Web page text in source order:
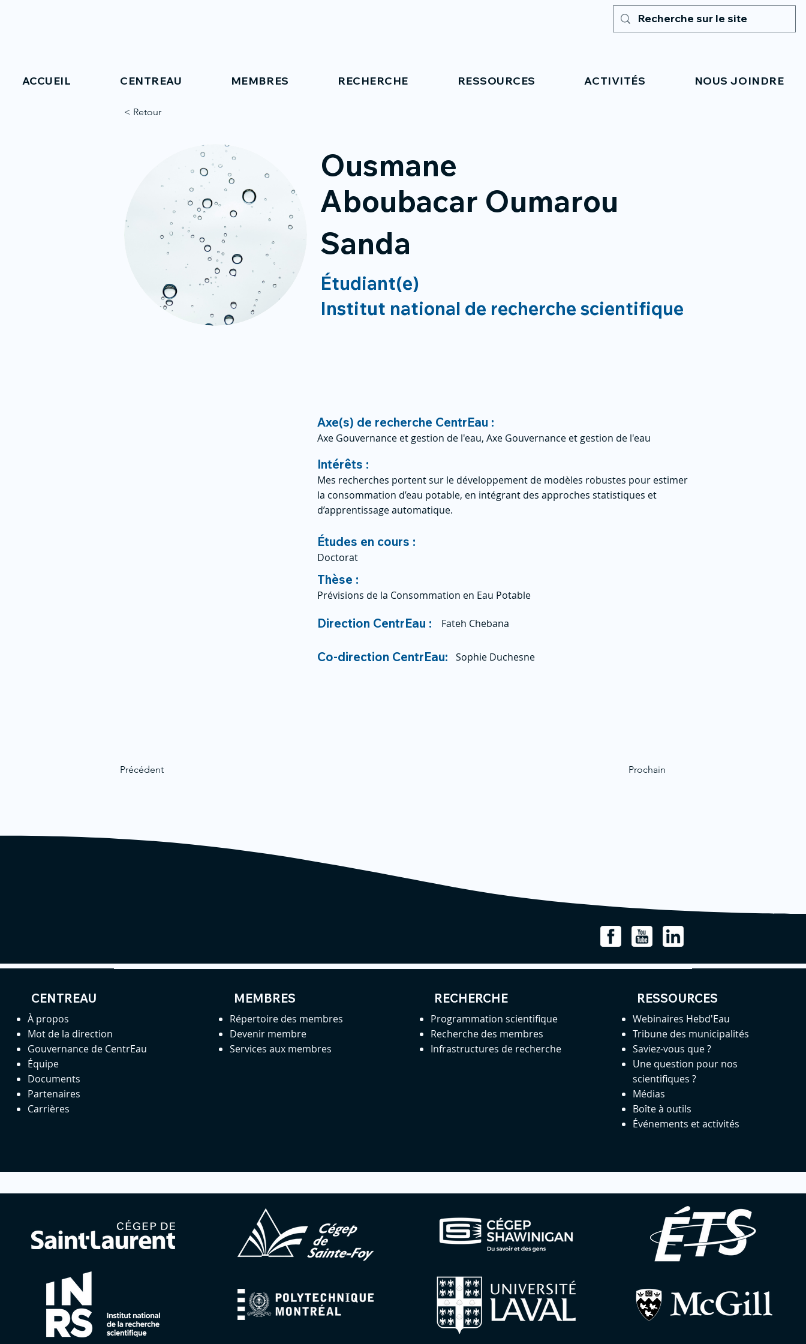
ACCUEIL CENTREAU MEMBRES RECHERCHE RESSOURCES ACTIVITÉS NOUS JOINDRE
< Retour
Ousmane
Aboubacar Oumarou
Sanda
Étudiant(e)
Institut national de recherche scientifique
Axe(s) de recherche CentrEau :
Axe Gouvernance et gestion de l'eau, Axe Gouvernance et gestion de l'eau
Intérêts :
Mes recherches portent sur le développement de modèles robustes pour estimer
la consommation d’eau potable, en intégrant des approches statistiques et
d’apprentissage automatique.
Études en cours :
Doctorat
Thèse :
Prévisions de la Consommation en Eau Potable
Précédent
Direction CentrEau : Fateh Chebana
Co-direction CentrEau: Sophie Duchesne
Prochain
CENTREAU
À propos
Mot de la direction
Gouvernance de CentrEau
Équipe
Documents
Partenaires
Carrières
MEMBRES
Répertoire des membres
Devenir membre
Services aux membres
RECHERCHE
Programmation scientifique
Recherche des membres
Infrastructures de recherche
RESSOURCES
Webinaires Hebd'Eau
Tribune des municipalités
Saviez-vous que ?
Une question pour nos
scientifiques ?
Médias
Boîte à outils
Événements et activités